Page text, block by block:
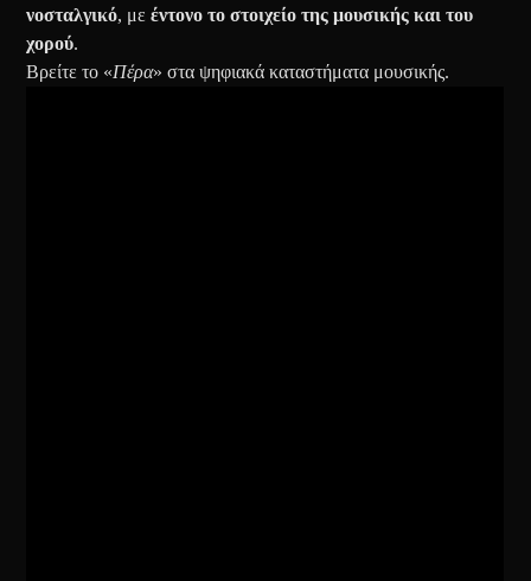
νοσταλγικό, μεέντονο το στοιχείο της μουσικής και του
χορού.
Βρείτε το «Πέρα» στα ψηφιακά καταστήματα μουσικής.